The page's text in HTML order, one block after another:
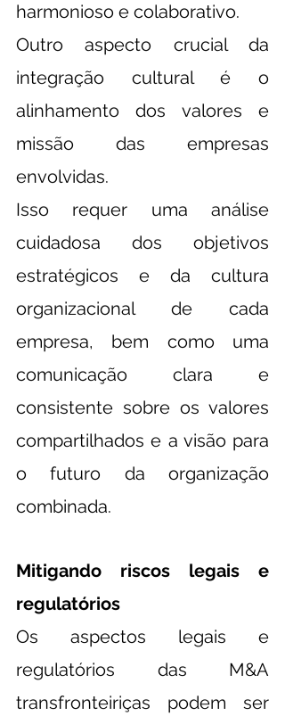
harmonioso e colaborativo.
Outro aspecto crucial da
integração cultural é o
alinhamento dos valores e
missão das empresas
envolvidas.
Isso requer uma análise
cuidadosa dos objetivos
estratégicos e da cultura
organizacional de cada
empresa, bem como uma
comunicação clara e
consistente sobre os valores
compartilhados e a visão para
o futuro da organização
combinada.
Mitigando riscos legais e
regulatórios
Os aspectos legais e
regulatórios das M&A
transfronteiriças podem ser